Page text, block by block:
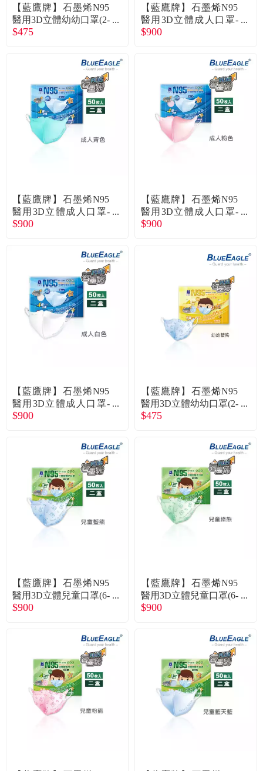
折價券、紅利說明
【藍鷹牌】石墨烯N95
醫用3D立體幼幼口罩(2-
4歲)-粉熊(50片/盒) 廠商
$475
【藍鷹牌】石墨烯N95
醫用3D立體成人口罩-
藍色(50片x2盒) 廠商直
$900
【藍鷹牌】石墨烯N95
醫用3D立體成人口罩-
青色(50片x2盒) 廠商直
$900
【藍鷹牌】石墨烯N95
醫用3D立體成人口罩-
粉色(50片x2盒) 廠商直
$900
【藍鷹牌】石墨烯N95
醫用3D立體成人口罩-
白色(50片x2盒) 廠商直
$900
【藍鷹牌】石墨烯N95
醫用3D立體幼幼口罩(2-
4歲)-藍熊(50片/盒) 廠商
$475
【藍鷹牌】石墨烯N95
醫用3D立體兒童口罩(6-
10歲)-藍熊(50片x2盒)
$900
【藍鷹牌】石墨烯N95
醫用3D立體兒童口罩(6-
10歲)-綠熊(50片x2盒)
$900